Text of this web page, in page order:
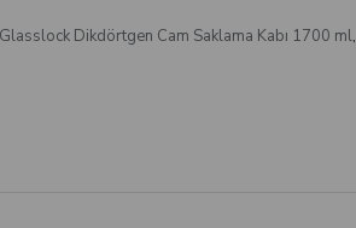
Dikdörtgen Cam Saklama Kabı 1700 ml,